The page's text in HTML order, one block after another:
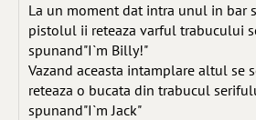
La un moment dat intra unul in bar
pistolul ii reteaza varful trabucului
spunand"I`m Billy!"
Vazand aceasta intamplare altul se
reteaza o bucata din trabucul
spunand"I`m Jack"